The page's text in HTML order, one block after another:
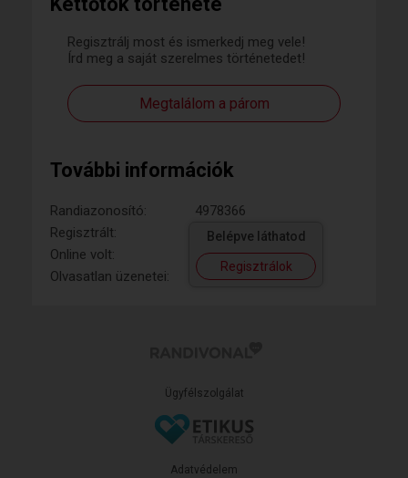
Regisztrálj most és ismerkedj meg vele!
Írd meg a saját szerelmes történetedet!
Megtalálom a párom
További információk
Randiazonosító:
4978366
Regisztrált:
Online volt:
Olvasatlan üzenetei:
Belépve láthatod
Regisztrálok
Ügyfélszolgálat
Adatvédelem